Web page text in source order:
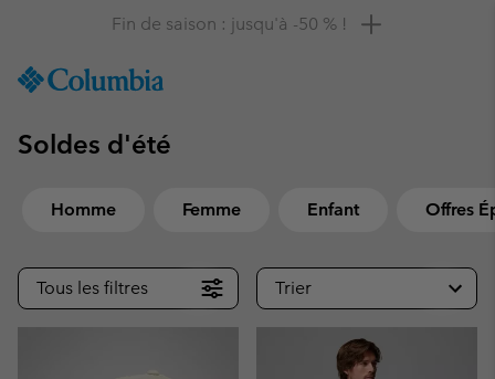
TO
SKIP
NAV
TO
SEARCH
Remise de 10 % à saisir
Soldes d'été
Homme Femme Enfant Offres
Tous les filtres Trier